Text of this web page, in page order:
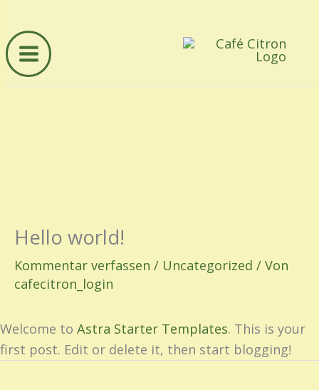
Inhalt
springen
Main
Hello world!
Kommentar verfassen / Uncategorized / Von
cafecitron_login
Welcome to Astra Starter Templates. This is your
first post. Edit or delete it, then start blogging!